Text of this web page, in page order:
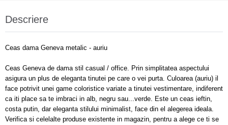
Descriere
Ceas dama Geneva metalic - auriu
Ceas Geneva de dama stil casual / office. Prin simplitatea aspectului
asigura un plus de eleganta tinutei pe care o vei purta. Culoarea (auriu) il
face potrivit unei game coloristice variate a tinutei vestimentare, indiferent
ca iti place sa te imbraci in alb, negru sau...verde. Este un ceas ieftin,
costa putin, dar eleganta stilului minimalist, face din el alegerea ideala.
Verifica si celelalte produse existente in magazin, pentru a alege ce ti se